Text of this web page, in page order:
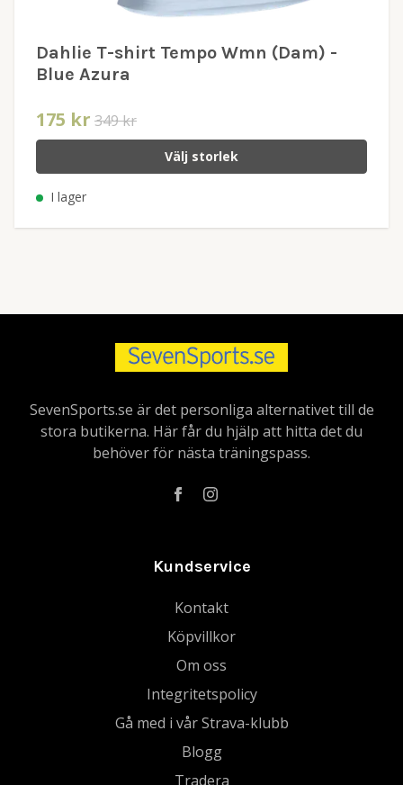
Dahlie T-shirt Tempo Wmn (Dam) -
Blue Azura
175 kr 349 kr
Välj storlek
I lager
SevenSports.se är det personliga alternativet till de
stora butikerna. Här får du hjälp att hitta det du
behöver för nästa träningspass.
Kundservice
Kontakt
Köpvillkor
Om oss
Integritetspolicy
Gå med i vår Strava-klubb
Blogg
Tradera